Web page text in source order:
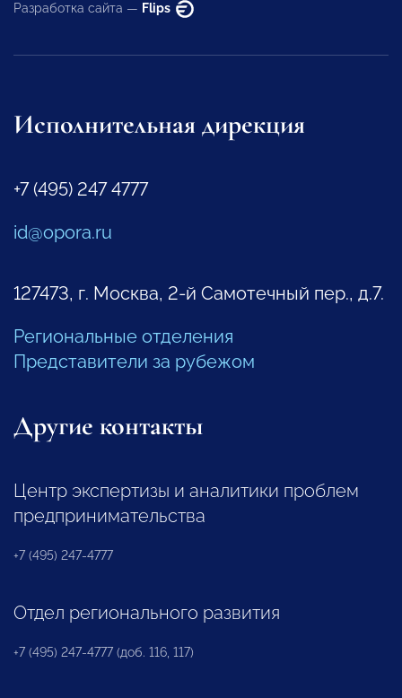
Разработка сайта — Flips
Исполнительная дирекция
+7 (495) 247 4777
id@opora.ru
127473, г. Москва, 2-й Самотечный пер., д.7.
Региональные отделения
Представители за рубежом
Другие контакты
Центр экспертизы и аналитики проблем
предпринимательства
+7 (495) 247-4777
Отдел регионального развития
+7 (495) 247-4777 (доб. 116, 117)